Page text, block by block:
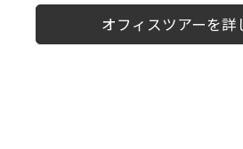
オフィスツアーを詳